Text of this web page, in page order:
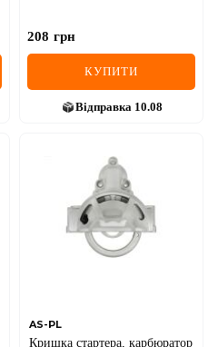
208 грн
КУПИТИ
Відправка 10.08
AS-PL
Кришка стартера, карбюратор